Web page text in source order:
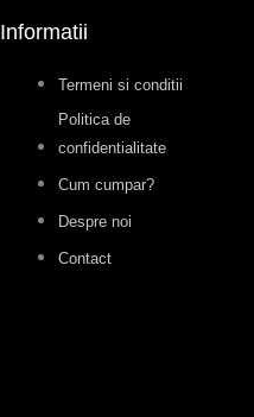
Informatii
Termeni si conditii
Politica de
confidentialitate
Cum cumpar?
Despre noi
Contact